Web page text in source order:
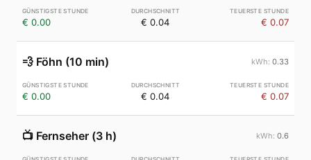
€ 0.00 € 0.04 € 0.07
💨 Föhn (10 min) 0.33
€ 0.00 € 0.04 € 0.07
📺 Fernseher (3 h) 0.6